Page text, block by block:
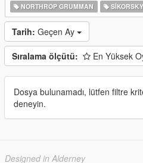
NORTHROP GRUMMAN
SIKORSKY
Tarih: Geçen Ay
Sıralama ölçütü: En Yüksek
Dosya bulunamadı, lütfen filtre
deneyin.
Designed in Alderney